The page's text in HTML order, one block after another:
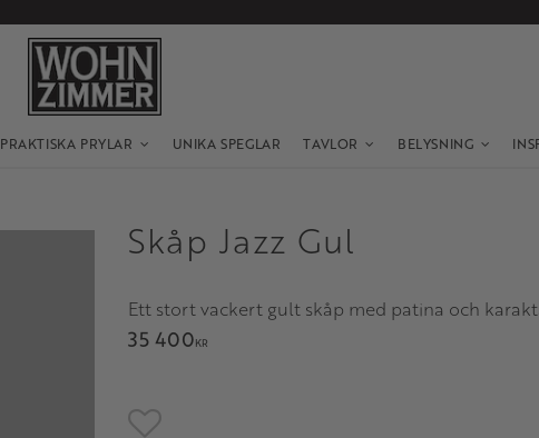
PRAKTISKA PRYLAR UNIKA SPEGLAR TAVLOR BELYSNING
Skåp Jazz Gul
Ett stort vackert gult skåp med patina och
35 400KR
Lägg till i favoriter